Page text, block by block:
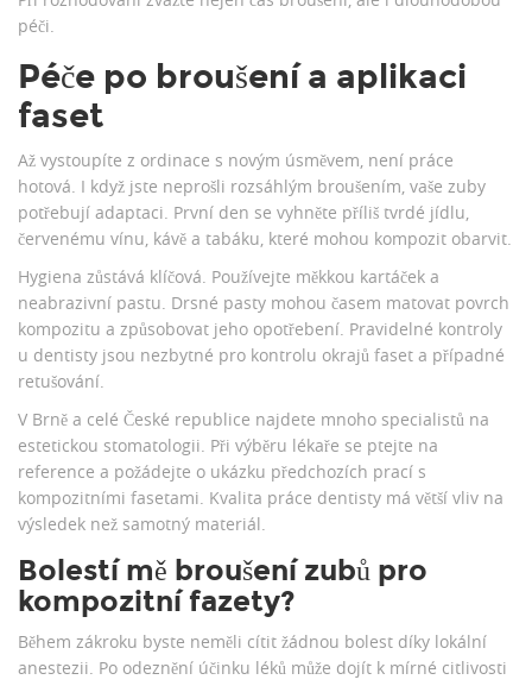
péči.
Péče po broušení a aplikaci
faset
Až vystoupíte z ordinace s novým úsměvem, není práce
hotová. I když jste neprošli rozsáhlým broušením, vaše zuby
potřebují adaptaci. První den se vyhněte příliš tvrdé jídlu,
červenému vínu, kávě a tabáku, které mohou kompozit obarvit.
Hygiena zůstává klíčová. Používejte měkkou kartáček a
neabrazivní pastu. Drsné pasty mohou časem matovat povrch
kompozitu a způsobovat jeho opotřebení. Pravidelné kontroly
u dentisty jsou nezbytné pro kontrolu okrajů faset a případné
retušování.
V Brně a celé České republice najdete mnoho specialistů na
estetickou stomatologii. Při výběru lékaře se ptejte na
reference a požádejte o ukázku předchozích prací s
kompozitními fasetami. Kvalita práce dentisty má větší vliv na
výsledek než samotný materiál.
Bolestí mě broušení zubů pro
kompozitní fazety?
Během zákroku byste neměli cítit žádnou bolest díky lokální
anestezii. Po odeznění účinku léků může dojít k mírné citlivosti